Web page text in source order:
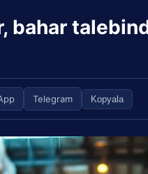
bahar
Telegram Kopyala